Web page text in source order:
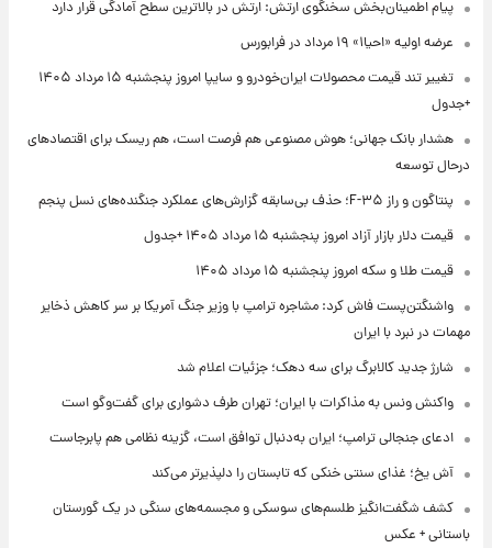
پیام اطمینان‌بخش سخنگوی ارتش: ارتش در بالاترین سطح آمادگی قرار دارد
عرضه اولیه «احیا۱» ۱۹ مرداد در فرابورس
تغییر تند قیمت محصولات ایران‌خودرو و سایپا امروز پنجشنبه ۱۵ مرداد ۱۴۰۵
+جدول
هشدار بانک جهانی؛ هوش مصنوعی هم فرصت است، هم ریسک برای اقتصادهای
درحال توسعه
پنتاگون و راز F-۳۵؛ حذف بی‌سابقه گزارش‌های عملکرد جنگنده‌های نسل پنجم
قیمت دلار بازار آزاد امروز پنجشنبه ۱۵ مرداد ۱۴۰۵ +جدول
قیمت طلا و سکه امروز پنجشنبه ۱۵ مرداد ۱۴۰۵
واشنگتن‌پست فاش کرد: مشاجره ترامپ با وزیر جنگ آمریکا بر سر کاهش ذخایر
مهمات در نبرد با ایران
شارژ جدید کالابرگ برای سه دهک؛ جزئیات اعلام شد
واکنش ونس به مذاکرات با ایران؛ تهران طرف دشواری برای گفت‌وگو است
ادعای جنجالی ترامپ؛ ایران به‌دنبال توافق است، گزینه نظامی هم پابرجاست
آش یخ؛ غذای سنتی خنکی که تابستان را دلپذیرتر می‌کند
کشف شگفت‌انگیز طلسم‌های سوسکی و مجسمه‌های سنگی در یک گورستان
باستانی + عکس